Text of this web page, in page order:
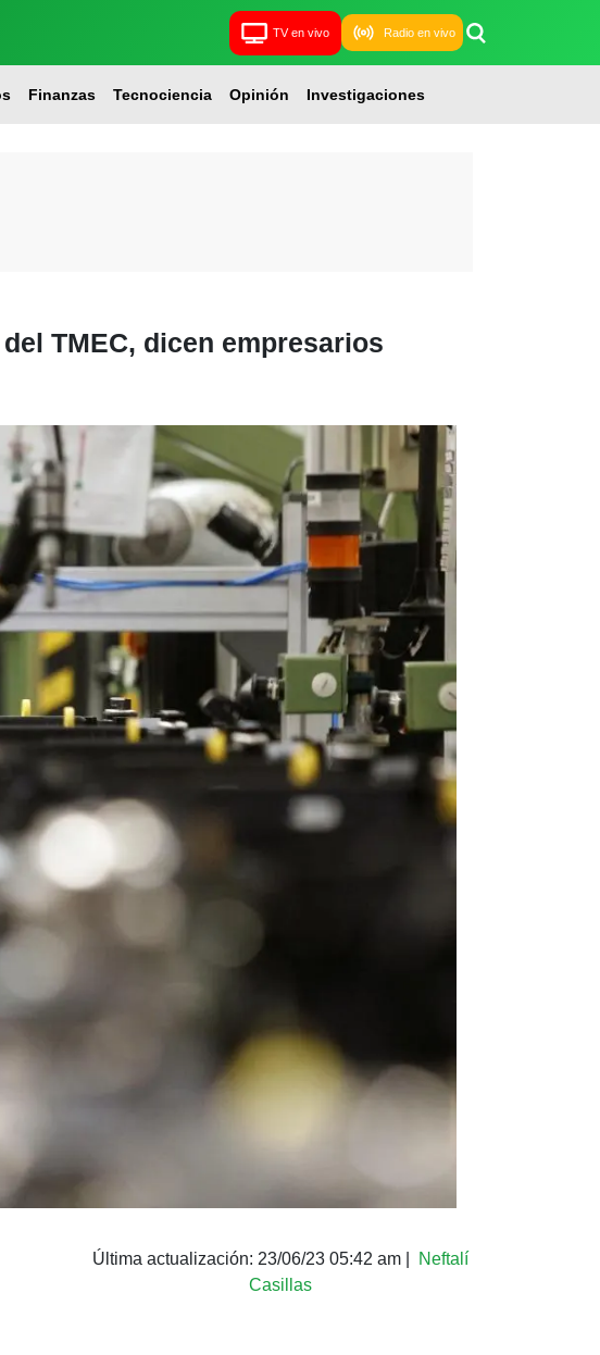
TV en vivo Radio en vivo
Finanzas Tecnociencia Opinión Investigaciones
TMEC, dicen empresarios
Última actualización: 23/06/23 05:42 am
Neftalí
Casillas